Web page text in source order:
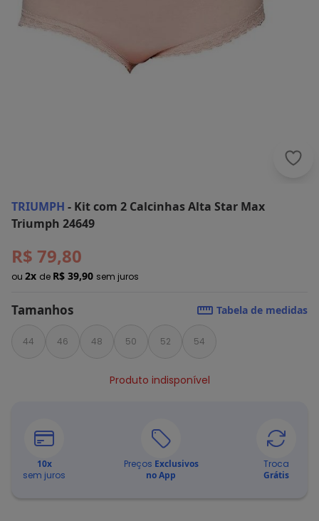
TRIUMPH - Kit com 2 Calcinhas Alta Star Max
Triumph 24649
R$ 79,80
ou 2x de R$ 39,90 sem juros
Tamanhos Tabela de medidas
44 46 48 50 52 54
Produto indisponível
10x
sem juros
Preços Exclusivos
no App
Troca
Grátis